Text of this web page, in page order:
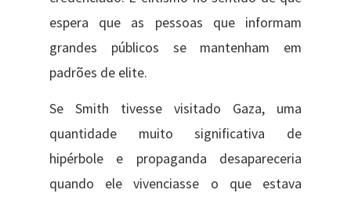
espera que as pessoas que informam
grandes públicos se mantenham em
padrões de elite.
Se Smith tivesse visitado Gaza, uma
quantidade muito significativa de
hipérbole e propaganda desapareceria
quando ele vivenciasse o que estava